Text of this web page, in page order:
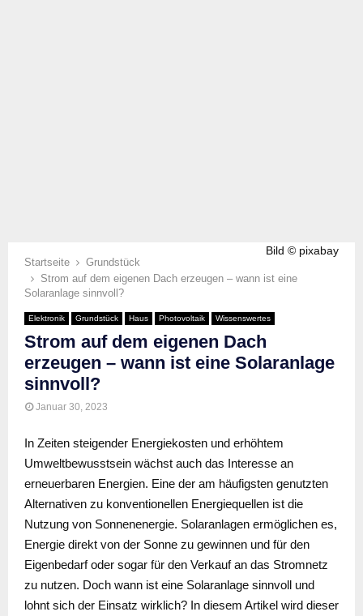
Bild © pixabay
Startseite
Grundstück
Strom auf dem eigenen Dach erzeugen – wann ist eine
Solaranlage sinnvoll?
Elektronik Grundstück Haus Photovoltaik Wissenswertes
Strom auf dem eigenen Dach
erzeugen – wann ist eine Solaranlage
sinnvoll?
Januar 30, 2023
In Zeiten steigender Energiekosten und erhöhtem
Umweltbewusstsein wächst auch das Interesse an
erneuerbaren Energien. Eine der am häufigsten genutzten
Alternativen zu konventionellen Energiequellen ist die
Nutzung von Sonnenenergie. Solaranlagen ermöglichen es,
Energie direkt von der Sonne zu gewinnen und für den
Eigenbedarf oder sogar für den Verkauf an das Stromnetz
zu nutzen. Doch wann ist eine Solaranlage sinnvoll und
lohnt sich der Einsatz wirklich? In diesem Artikel wird dieser